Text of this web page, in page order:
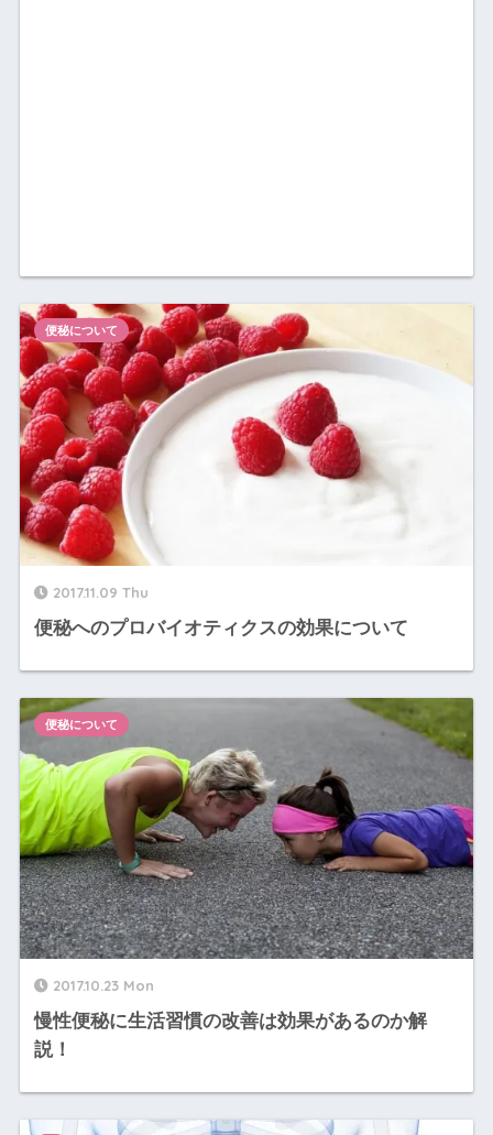
2017.11.09 Thu
便秘へのプロバイオティクスの効果について
便秘について
2017.10.23 Mon
慢性便秘に生活習慣の改善は効果があるのか解
説！
便秘について